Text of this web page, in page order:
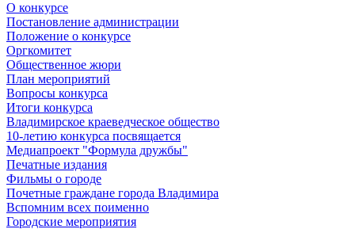
О конкурсе
Постановление администрации
Положение о конкурсе
Оргкомитет
Общественное жюри
План мероприятий
Вопросы конкурса
Итоги конкурса
Владимирское краеведческое общество
10-летию конкурса посвящается
Медиапроект "Формула дружбы"
Печатные издания
Фильмы о городе
Почетные граждане города Владимира
Вспомним всех поименно
Городские мероприятия